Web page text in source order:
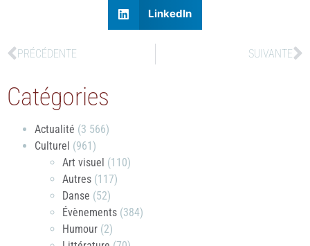
LinkedIn
PRÉCÉDENTE SUIVANTE
Catégories
Actualité (3 566)
Culturel (961)
Art visuel (110)
Autres (117)
Danse (52)
Évènements (384)
Humour (2)